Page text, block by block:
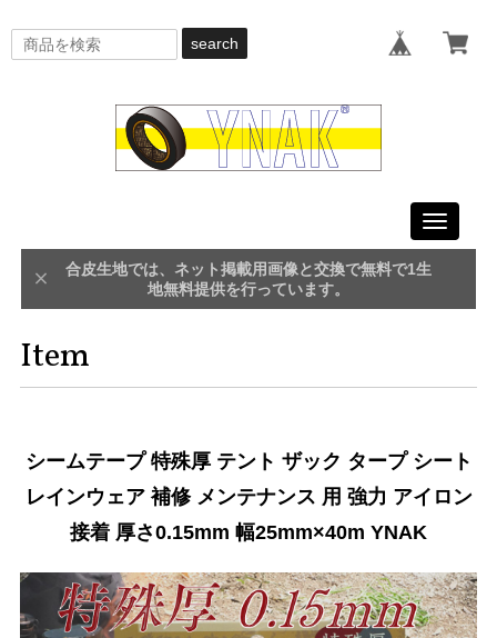
search
Toggle
合皮生地では、ネット掲載用画像と交換で無料で1生
地無料提供を行っています。
Item
シームテープ 特殊厚 テント ザック タープ シート
レインウェア 補修 メンテナンス 用 強力 アイロン
接着 厚さ0.15mm 幅25mm×40m YNAK